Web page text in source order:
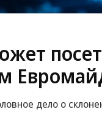
дело о